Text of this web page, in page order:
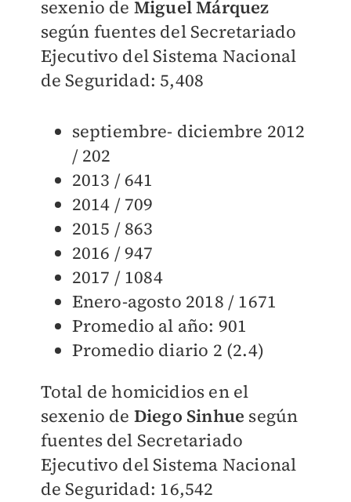
sexenio de Miguel Márquez
según fuentes del Secretariado
Ejecutivo del Sistema Nacional
de Seguridad: 5,408
septiembre- diciembre 2012
/ 202
2013 / 641
2014 / 709
2015 / 863
2016 / 947
2017 / 1084
Enero-agosto 2018 / 1671
Promedio al año: 901
Promedio diario 2 (2.4)
Total de homicidios en el
sexenio de Diego Sinhue según
fuentes del Secretariado
Ejecutivo del Sistema Nacional
de Seguridad: 16,542